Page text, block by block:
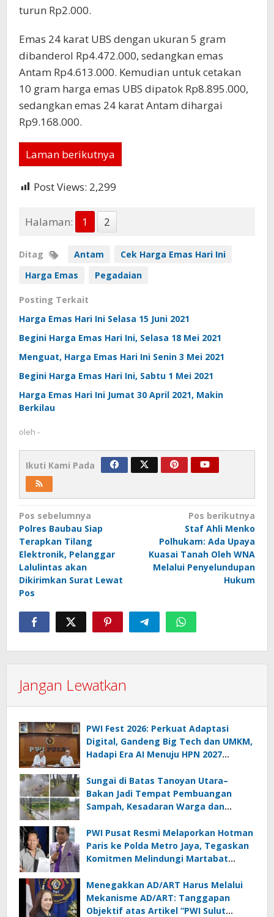
turun Rp2.000.
Emas 24 karat UBS dengan ukuran 5 gram
dibanderol Rp4.472.000, sedangkan emas
Antam Rp4.613.000. Kemudian untuk cetakan
10 gram harga emas UBS dipatok Rp8.895.000,
sedangkan emas 24 karat Antam dihargai
Rp9.168.000.
Laman berikutnya
Post Views: 2,299
Halaman: 1 2
Ditag Antam
Cek Harga Emas Hari Ini
Harga Emas
Pegadaian
Posting Terkait
Harga Emas Hari Ini Selasa 15 Juni 2021
Begini Harga Emas Hari Ini, Selasa 18 Mei 2021
Menguat, Harga Emas Hari Ini Senin 3 Mei 2021
Begini Harga Emas Hari Ini, Sabtu 1 Mei 2021
Harga Emas Hari Ini Jumat 30 April 2021, Makin
Berkilau
oleh -
Ikuti Kami Pada
Navigasi
pos
Pos sebelumnya
Polres Baubau Siap
Terapkan Tilang
Elektronik, Pelanggar
Lalulintas akan
Dikirimkan Surat Lewat
Pos
Pos berikutnya
Staf Ahli Menko
Polhukam: Ada Upaya
Kuasai Tanah Oleh WNA
Melalui Penyelundupan
Hukum
Jangan Lewatkan
PWI Fest 2026: Perkuat Adaptasi
Digital, Gandeng Big Tech dan UMKM,
Hadapi Era AI Menuju HPN 2027
Sungai di Batas Tanoyan Utara–
Bakan Jadi Tempat Pembuangan
Sampah, Kesadaran Warga dan
PWI Pusat Resmi Melaporkan Hotman
Paris ke Polda Metro Jaya, Tegaskan
Komitmen Melindungi Martabat
Menegakkan AD/ART Harus Melalui
Mekanisme AD/ART: Tanggapan
Objektif atas Artikel “PWI Sulut